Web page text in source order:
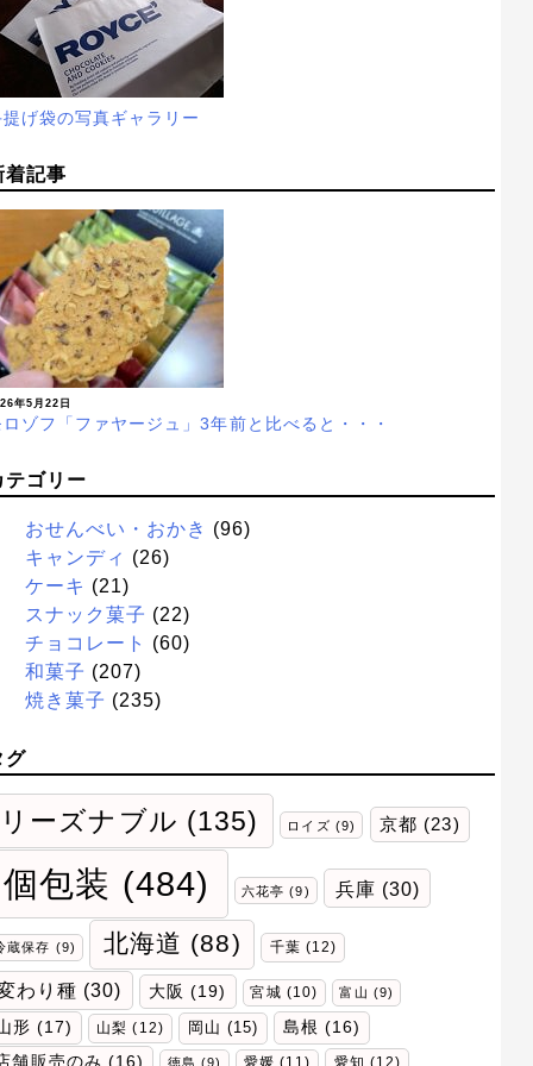
げ袋の写真ギャラリー
着記事
年5月22日
ゾフ「ファヤージュ」3年前と比べると・・・
テゴリー
おせんべい・おかき (96)
キャンディ (26)
ケーキ (21)
スナック菓子 (22)
チョコレート
(60)
和菓子 (207)
焼き菓子 (235)
グ
リーズナブル (135) ロイズ (9) 京都 (23)
個包装 (484) 六花亭 (9) 兵庫 (30)
蔵保存 (9) 北海道 (88) 千葉 (12)
わり種 (30) 大阪 (19) 宮城 (10) 富山 (9)
形 (17) 山梨 (12) 岡山 (15) 島根 (16)
舗販売のみ (16) 徳島 (9)